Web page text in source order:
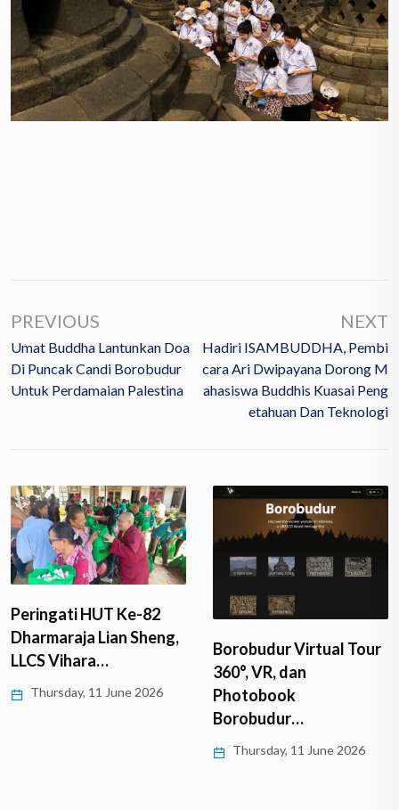
PREVIOUS
Umat Buddha Lantunkan Doa
Di Puncak Candi Borobudur
Untuk Perdamaian Palestina
NEXT
Hadiri ISAMBUDDHA, Pembi
Cara Ari Dwipayana Dorong M
Ahasiswa Buddhis Kuasai Peng
Etahuan Dan Teknologi
Peringati HUT Ke-82
Dharmaraja Lian Sheng,
LLCS Vihara…
Thursday, 11 June 2026
Borobudur Virtual Tour
360°, VR, dan
Photobook
Borobudur…
Thursday, 11 June 2026